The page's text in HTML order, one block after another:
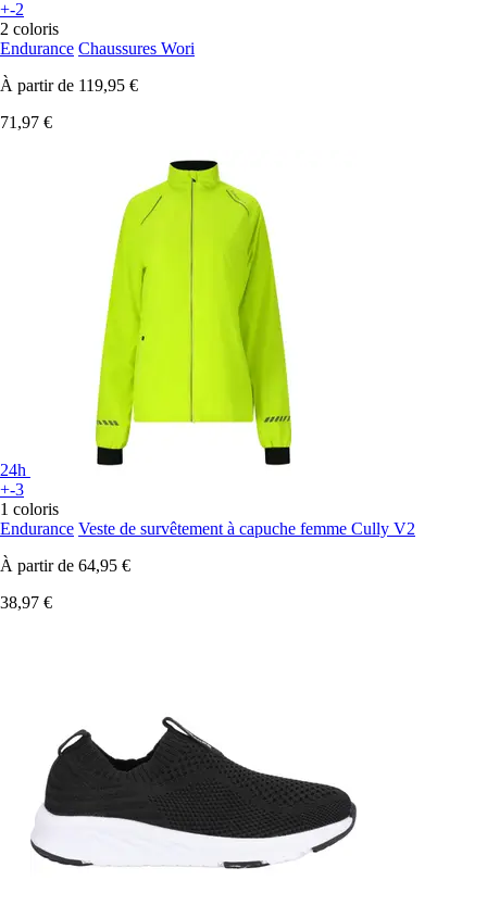
+-2
2 coloris
Endurance Chaussures Wori
À partir de 119,95 €
71,97 €
24h
+-3
1 coloris
Endurance Veste de survêtement à capuche femme Cully V2
À partir de 64,95 €
38,97 €